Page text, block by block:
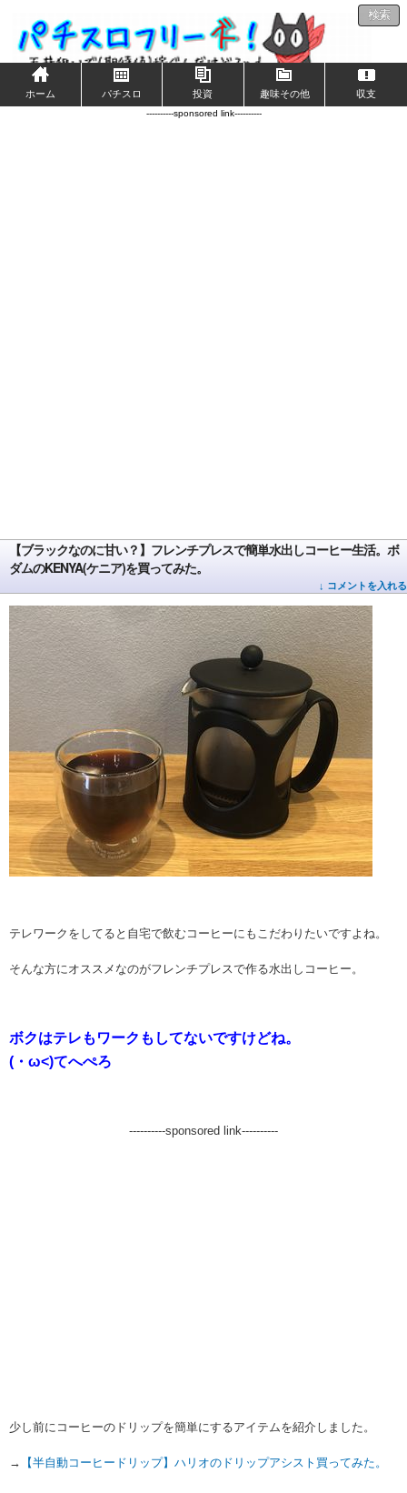
検索
ホーム パチスロ 投資 趣味その他 収支
----------sponsored link----------
【ブラックなのに甘い？】フレンチプレスで簡単水出しコーヒー生活。ボ
ダムのKENYA(ケニア)を買ってみた。
↓ コメントを入れる
テレワークをしてると自宅で飲むコーヒーにもこだわりたいですよね。
そんな方にオススメなのがフレンチプレスで作る水出しコーヒー。
ボクはテレもワークもしてないですけどね。
(・ω<)てへぺろ
----------sponsored link----------
少し前にコーヒーのドリップを簡単にするアイテムを紹介しました。
→ 【半自動コーヒードリップ】ハリオのドリップアシスト買ってみた。